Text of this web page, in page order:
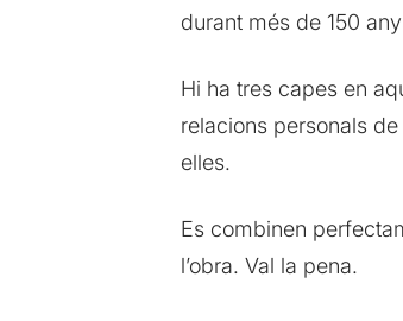
durant més de 150
Hi ha tres capes en
relacions personals
elles.
Es combinen
l’obra. Val la pena.